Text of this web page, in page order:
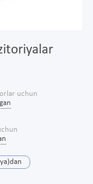
uchun